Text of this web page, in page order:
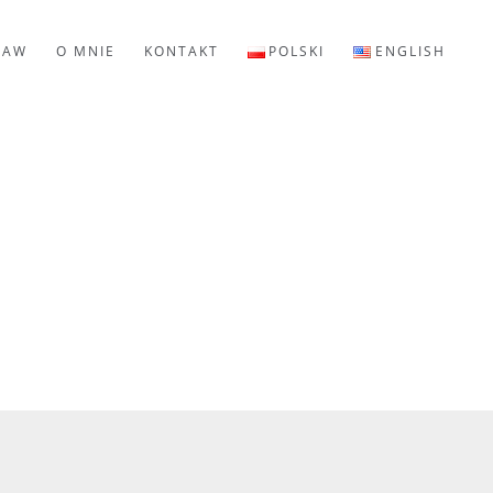
O MNIE KONTAKT POLSKI ENGLISH